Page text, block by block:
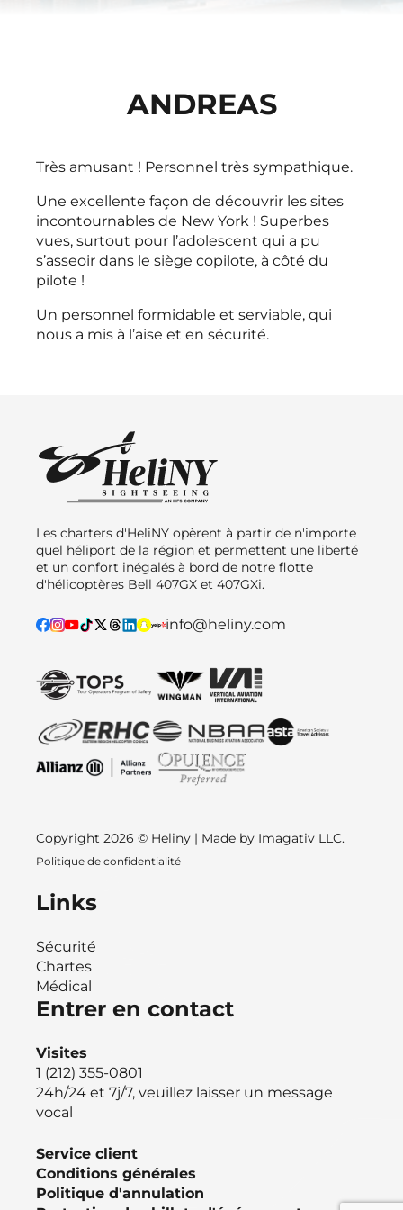
ANDREAS
Très amusant ! Personnel très sympathique.
Une excellente façon de découvrir les sites
incontournables de New York ! Superbes
vues, surtout pour l’adolescent qui a pu
s’asseoir dans le siège copilote, à côté du
pilote !
Un personnel formidable et serviable, qui
nous a mis à l’aise et en sécurité.
Les charters d'HeliNY opèrent à partir de n'importe
quel héliport de la région et permettent une liberté
et un confort inégalés à bord de notre flotte
d'hélicoptères Bell 407GX et 407GXi.
info@heliny.com
Copyright 2026 © Heliny | Made by Imagativ LLC.
Politique de confidentialité
Links
Sécurité
Chartes
Médical
Entrer en contact
Visites
1 (212) 355-0801
24h/24 et 7j/7, veuillez laisser un message
vocal
Service client
Conditions générales
Politique d'annulation